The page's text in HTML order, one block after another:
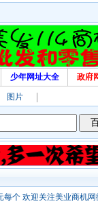
少年网址大全 政府
图片
个 欢迎关注美业商机